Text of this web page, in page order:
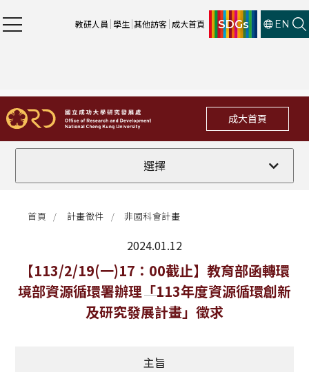
教研人員 學生 其他訪客 成大首頁 SDGs EN
成大首頁
選擇
全部
法規修訂
補助獎項
活動訊息
首頁 計畫徵件 非國科會計畫
2024.01.12
最新消息
【113/2/19(一)17：00截止】教育部函轉環
境部資源循環署辦理「113年度資源循環創新
及研究發展計畫」徵求
主旨